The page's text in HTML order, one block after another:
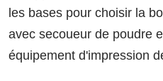
les bases pour choisir la
avec secoueur de poudre
équipement d'impression